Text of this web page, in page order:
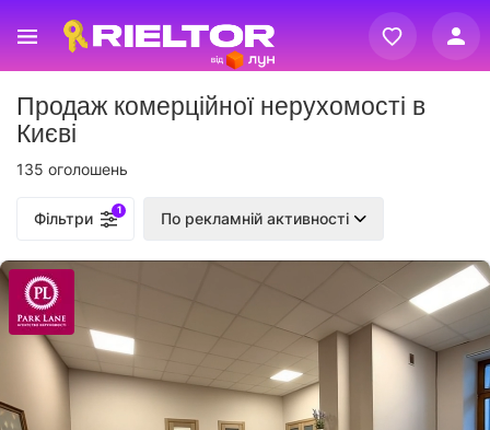
Реєстрація
Вхід
Продаж комерційної нерухомості в
Києві
135 оголошень
Фільтри 1 По рекламній активності